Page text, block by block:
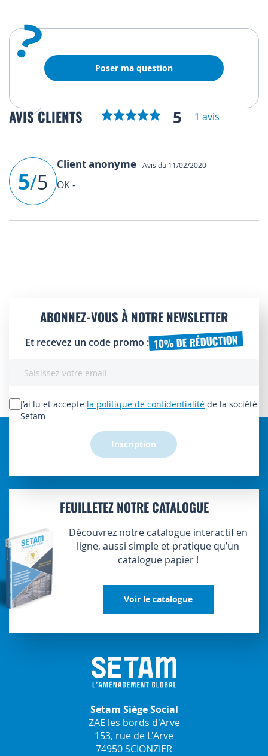
? Poser ma question
AVIS CLIENTS 5 1 avis
5/5
Client anonyme Avis du 11/02/2020
OK -
ABONNEZ-VOUS À NOTRE NEWSLETTER
Et recevez un code promo : 10% DE RÉDUCTION
lettre
d’information
J’ai lu et accepte la politique de confidentialité de la société
Setam
Inscription
FEUILLETEZ NOTRE CATALOGUE
Découvrez notre catalogue interactif en
ligne, aussi simple et pratique qu’un
catalogue papier !
Voir le catalogue
Setam Siège Social
ZAE les bords d'Arve
153, rue de L'Arve
74950 SCIONZIER